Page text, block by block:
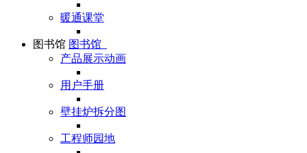
暖通课堂
图书馆 图书馆
产品展示动画
用户手册
壁挂炉拆分图
工程师园地